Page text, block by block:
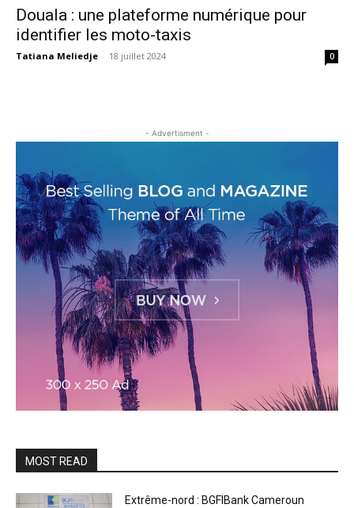
Douala : une plateforme numérique pour
identifier les moto-taxis
Tatiana Meliedje - 18 juillet 2024 0
- Advertisment -
MOST READ
Extrême-nord : BGFIBank Cameroun